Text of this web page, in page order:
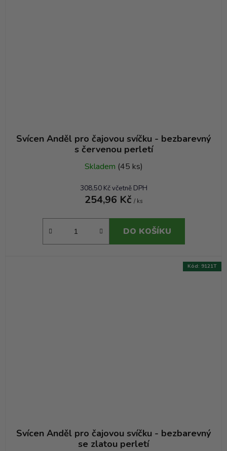
Svícen Anděl pro čajovou svíčku - bezbarevný
s červenou perletí
Skladem (45 ks)
308,50 Kč včetně DPH
254,96 Kč / ks
DO KOŠÍKU
Svícen Anděl pro čajovou svíčku - bezbarevný
se zlatou perletí
Kód: 9121T